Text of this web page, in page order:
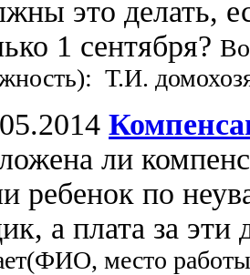
это делать,
1 сентября?
Т.И.
ли
ребенок по
а плата за
место